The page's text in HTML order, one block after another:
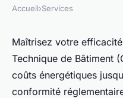
Prenez le
performance
vos
Accueil›Services
Maîtrisez votre
Technique de Bâtiment
coûts énergétiques
conformité